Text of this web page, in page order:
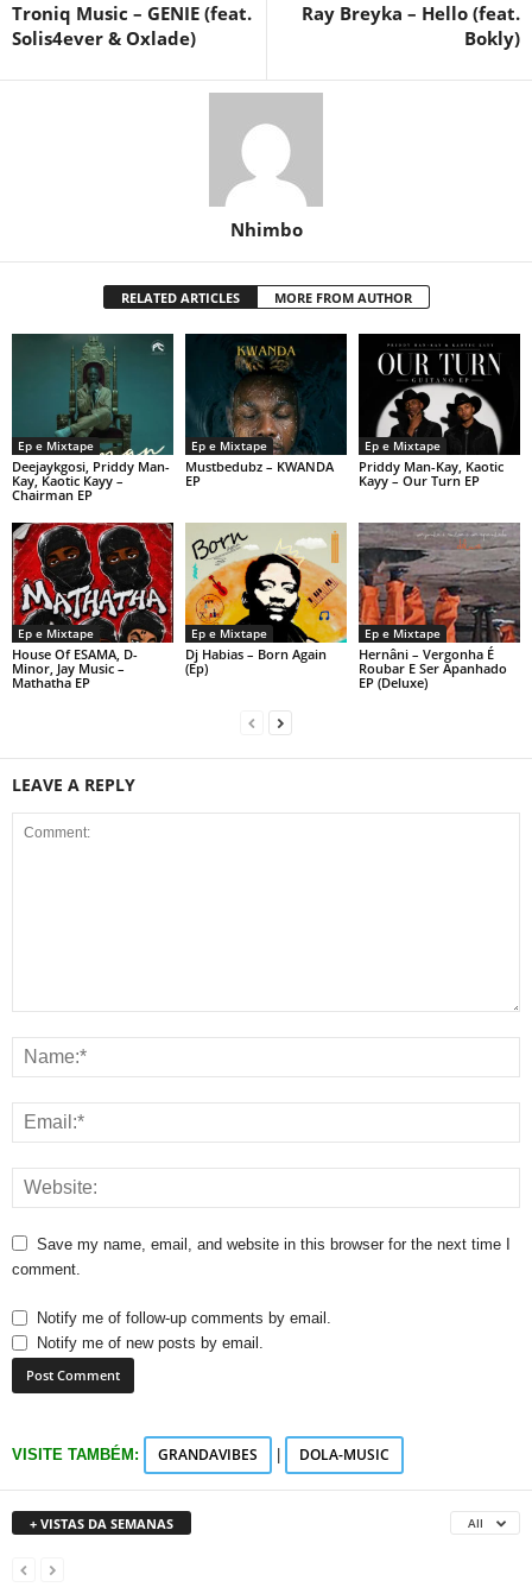
Troniq Music – GENIE (feat.
Solis4ever & Oxlade)
Ray Breyka – Hello (feat.
Bokly)
Nhimbo
RELATED ARTICLES MORE FROM AUTHOR
Ep e Mixtape
Deejaykgosi, Priddy Man-
Kay, Kaotic Kayy –
Chairman EP
Ep e Mixtape
Mustbedubz – KWANDA
EP
Ep e Mixtape
Priddy Man-Kay, Kaotic
Kayy – Our Turn EP
Ep e Mixtape
House Of ESAMA, D-
Minor, Jay Music –
Mathatha EP
Ep e Mixtape
Dj Habias – Born Again
(Ep)
Ep e Mixtape
Hernâni – Vergonha É
Roubar E Ser Apanhado
EP (Deluxe)
LEAVE A REPLY
Save my name, email, and website in this browser for the next time I
comment.
Notify me of follow-up comments by email.
Notify me of new posts by email.
VISITE TAMBÉM: GRANDAVIBES DOLA-MUSIC
+ VISTAS DA SEMANAS All